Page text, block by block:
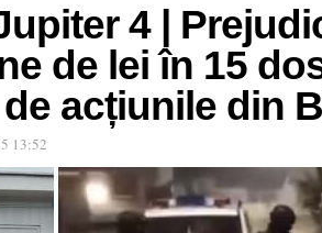
4 |
de lei în 15
acțiunile din
13:52